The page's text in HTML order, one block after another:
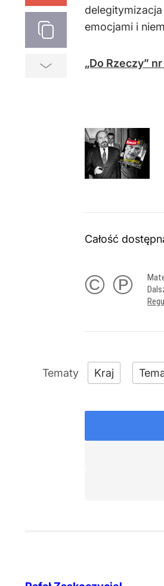
emocjami i
„Do Rzeczy”
Całość
© ℗
Kraj